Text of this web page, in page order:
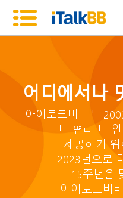
어디에서나
아이토크비비는
더 편리 더
제공하기
2023년으로
15주년을
아이토크비